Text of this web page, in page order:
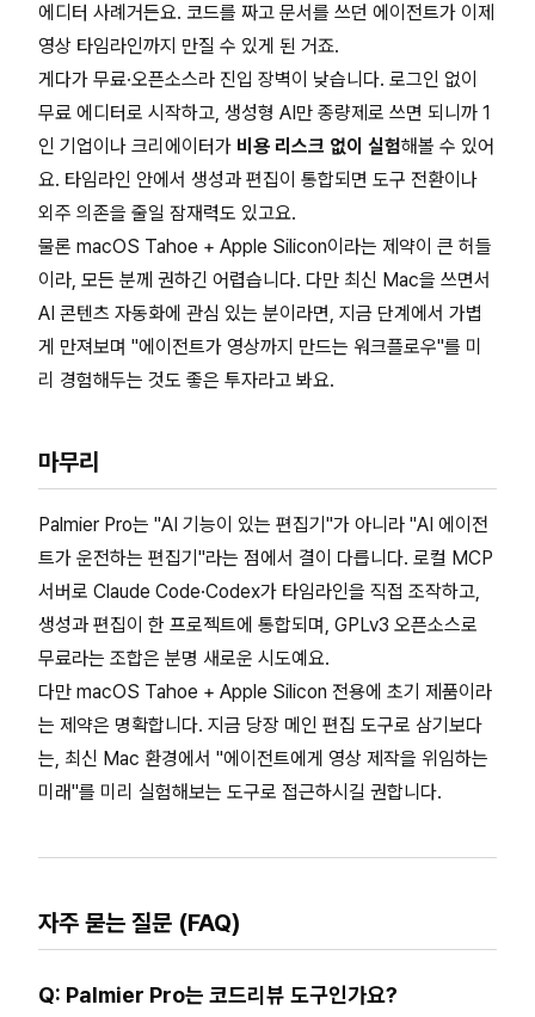
에디터 사례거든요. 코드를 짜고 문서를 쓰던 에이전트가 이제
영상 타임라인까지 만질 수 있게 된 거죠.
게다가 무료·오픈소스라 진입 장벽이 낮습니다. 로그인 없이
무료 에디터로 시작하고, 생성형 AI만 종량제로 쓰면 되니까 1
인 기업이나 크리에이터가 비용 리스크 없이 실험해볼 수 있어
요. 타임라인 안에서 생성과 편집이 통합되면 도구 전환이나
외주 의존을 줄일 잠재력도 있고요.
물론 macOS Tahoe + Apple Silicon이라는 제약이 큰 허들
이라, 모든 분께 권하긴 어렵습니다. 다만 최신 Mac을 쓰면서
AI 콘텐츠 자동화에 관심 있는 분이라면, 지금 단계에서 가볍
게 만져보며 "에이전트가 영상까지 만드는 워크플로우"를 미
리 경험해두는 것도 좋은 투자라고 봐요.
마무리
Palmier Pro는 "AI 기능이 있는 편집기"가 아니라 "AI 에이전
트가 운전하는 편집기"라는 점에서 결이 다릅니다. 로컬 MCP
서버로 Claude Code·Codex가 타임라인을 직접 조작하고,
생성과 편집이 한 프로젝트에 통합되며, GPLv3 오픈소스로
무료라는 조합은 분명 새로운 시도예요.
다만 macOS Tahoe + Apple Silicon 전용에 초기 제품이라
는 제약은 명확합니다. 지금 당장 메인 편집 도구로 삼기보다
는, 최신 Mac 환경에서 "에이전트에게 영상 제작을 위임하는
미래"를 미리 실험해보는 도구로 접근하시길 권합니다.
자주 묻는 질문 (FAQ)
Q: Palmier Pro는 코드리뷰 도구인가요?